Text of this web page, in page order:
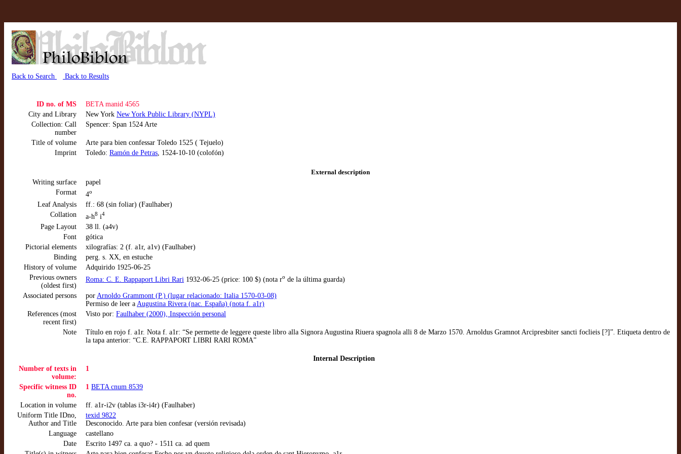
Back to Search Back to Results
ID no. of MS
BETA manid 4565
City and Library
New York New York Public Library (NYPL)
Collection: Call
number
Spencer: Span 1524 Arte
Title of volume
Arte para bien confessar Toledo 1525 ( Tejuelo)
Imprint
Toledo: Ramón de Petras, 1524-10-10 (colofón)
External description
Writing surface
papel
Format
4o
Leaf Analysis
ff.: 68 (sin foliar) (Faulhaber)
Collation
a-h8 i4
Page Layout
38 ll. (a4v)
Font
gótica
Pictorial elements
xilografías: 2 (f. a1r, a1v) (Faulhaber)
Binding
perg. s. XX, en estuche
History of volume
Adquirido 1925-06-25
Previous owners
(oldest first)
Roma: C. E. Rappaport Libri Rari 1932-06-25 (price: 100 $) (nota ro de la última guarda)
Associated persons por Arnoldo Grammont (P.) (lugar relacionado: Italia 1570-03-08)
Permiso de leer a Augustina Rivera (nac. España) (nota f. a1r)
References (most
recent first)
Visto por: Faulhaber (2000), Inspección personal
Note
Título en rojo f. a1r. Nota f. a1r: “Se permette de leggere queste libro alla Signora Augustina Riuera spagnola alli 8 de Marzo 1570. Arnoldus Gramnot Arcipresbiter sancti foclieis [?]”. Etiqueta dentro de
la tapa anterior: “C.E. RAPPAPORT LIBRI RARI ROMA”
Internal Description
Number of texts in
volume:
1
Specific witness ID
no.
1 BETA cnum 8539
Location in volume
ff. a1r-i2v (tablas i3r-i4r) (Faulhaber)
Uniform Title IDno,
Author and Title
texid 9822
Desconocido. Arte para bien confesar (versión revisada)
Language
castellano
Date
Escrito 1497 ca. a quo? - 1511 ca. ad quem